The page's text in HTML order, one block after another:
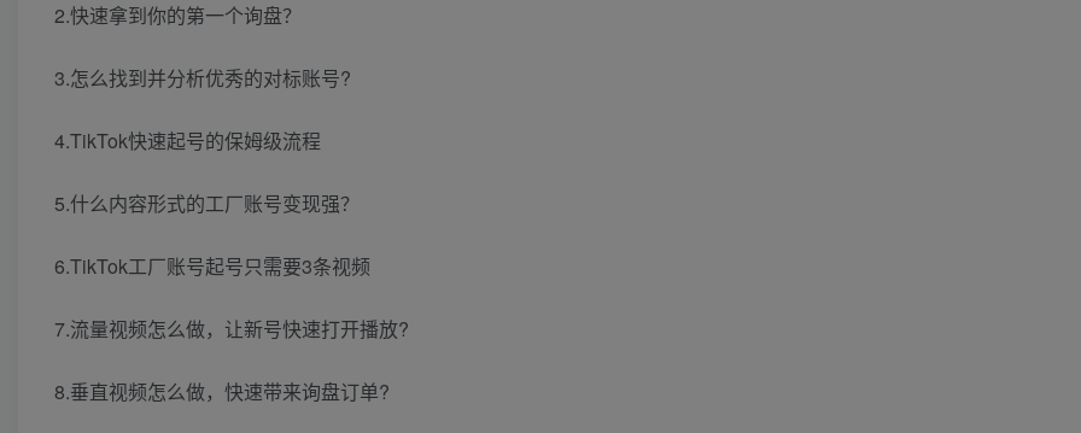
2.快速拿到你的第一个询盘？
3.怎么找到并分析优秀的对标账号?
4.TikTok快速起号的保姆级流程
5.什么内容形式的工厂账号变现强？
6.TikTok工厂账号起号只需要3条视频
7.流量视频怎么做，让新号快速打开播放?
8.垂直视频怎么做，快速带来询盘订单?